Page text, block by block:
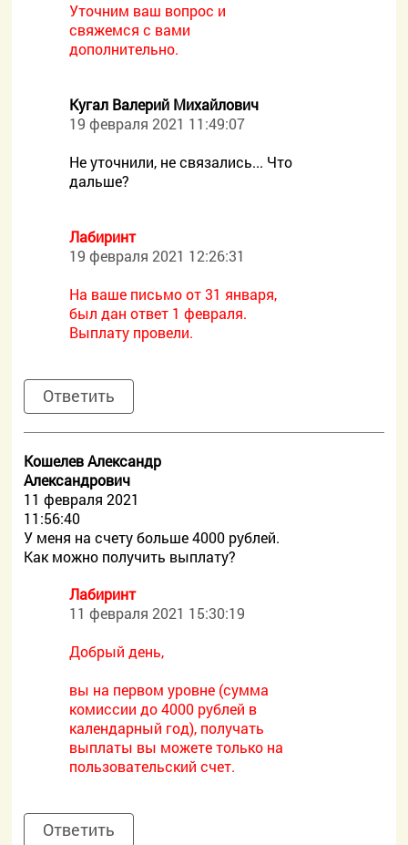
Уточним ваш вопрос и
свяжемся с вами
дополнительно.
Кугал Валерий Михайлович
19 февраля 2021 11:49:07
Не уточнили, не связались... Что
дальше?
Лабиринт
19 февраля 2021 12:26:31
На ваше письмо от 31 января,
был дан ответ 1 февраля.
Выплату провели.
Ответить
Кошелев Александр
Александрович
11 февраля 2021
11:56:40
У меня на счету больше 4000 рублей.
Как можно получить выплату?
Лабиринт
11 февраля 2021 15:30:19
Добрый день,
вы на первом уровне (сумма
комиссии до 4000 рублей в
календарный год), получать
выплаты вы можете только на
пользовательский счет.
Ответить